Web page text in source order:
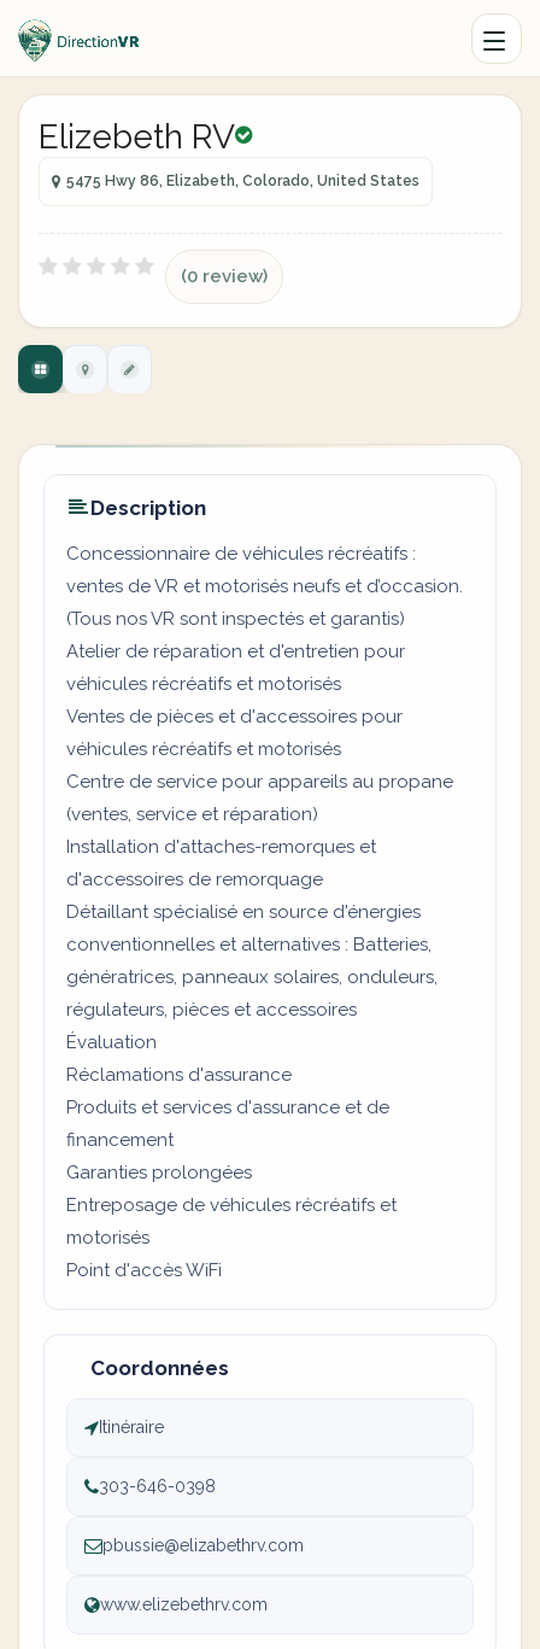
Elizebeth RV
5475 Hwy 86, Elizabeth, Colorado, United States
(0 review)
Description
Concessionnaire de véhicules récréatifs :
ventes de VR et motorisés neufs et d’occasion.
(Tous nos VR sont inspectés et garantis)
Atelier de réparation et d'entretien pour
véhicules récréatifs et motorisés
Ventes de pièces et d'accessoires pour
véhicules récréatifs et motorisés
Centre de service pour appareils au propane
(ventes, service et réparation)
Installation d'attaches-remorques et
d'accessoires de remorquage
Détaillant spécialisé en source d'énergies
conventionnelles et alternatives : Batteries,
génératrices, panneaux solaires, onduleurs,
régulateurs, pièces et accessoires
Évaluation
Réclamations d'assurance
Produits et services d'assurance et de
financement
Garanties prolongées
Entreposage de véhicules récréatifs et
motorisés
Point d'accès WiFi
Coordonnées
Itinéraire
303-646-0398
pbussie@elizabethrv.com
www.elizebethrv.com